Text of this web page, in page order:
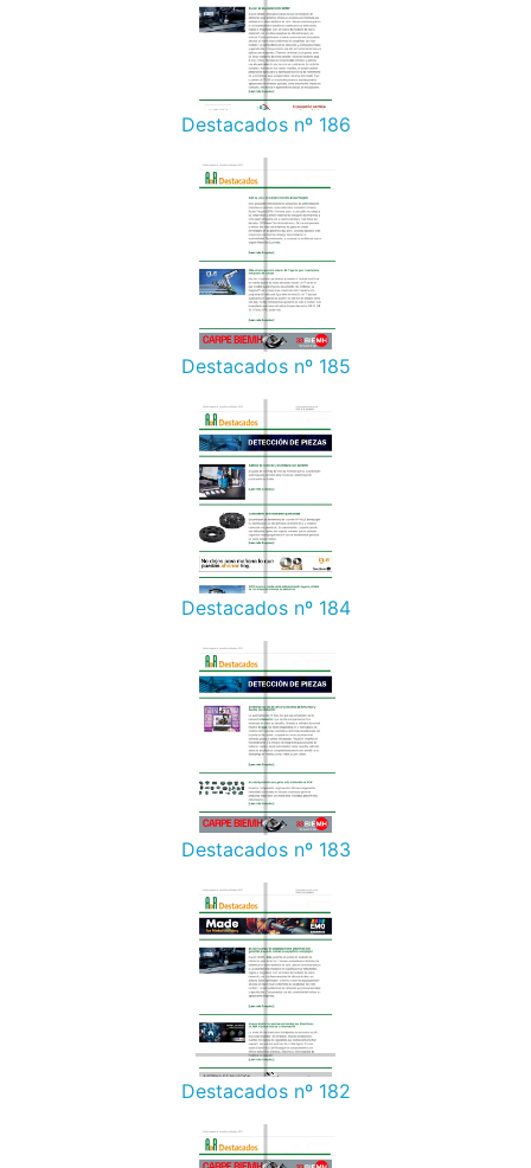
Destacados nº 186
Destacados nº 185
Destacados nº 184
Destacados nº 183
Destacados nº 182